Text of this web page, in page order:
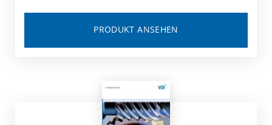
PRODUKT ANSEHEN